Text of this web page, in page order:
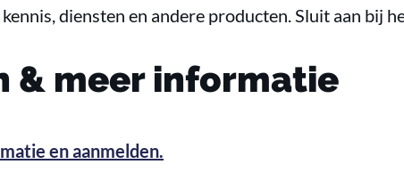
diensten en andere producten. Sluit aan bij
& meer informatie
en aanmelden.